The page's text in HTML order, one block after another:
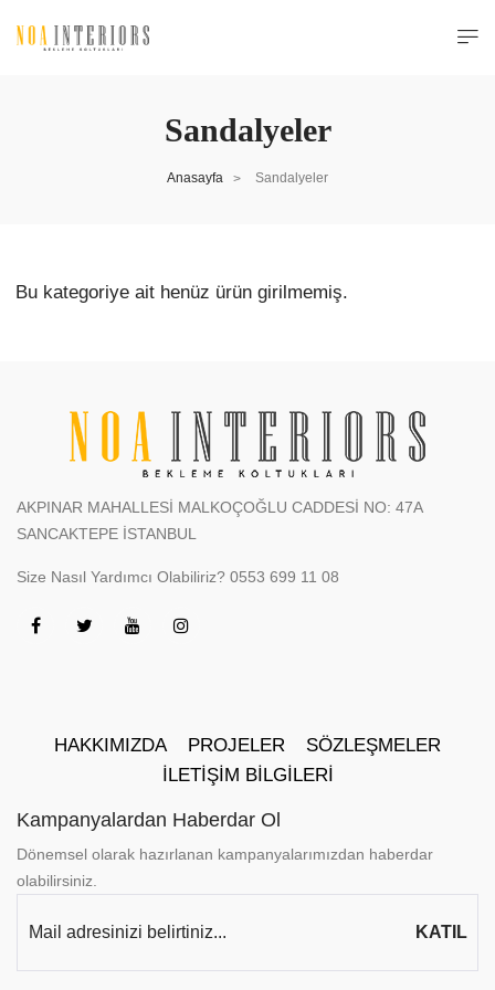
Sandalyeler
Anasayfa > Sandalyeler
Bu kategoriye ait henüz ürün girilmemiş.
AKPINAR MAHALLESİ MALKOÇOĞLU CADDESİ NO: 47A
SANCAKTEPE İSTANBUL
Size Nasıl Yardımcı Olabiliriz? 0553 699 11 08
HAKKIMIZDA PROJELER
SÖZLEŞMELER
İLETIŞIM BILGILERI
Kampanyalardan Haberdar Ol
Dönemsel olarak hazırlanan kampanyalarımızdan haberdar
olabilirsiniz.